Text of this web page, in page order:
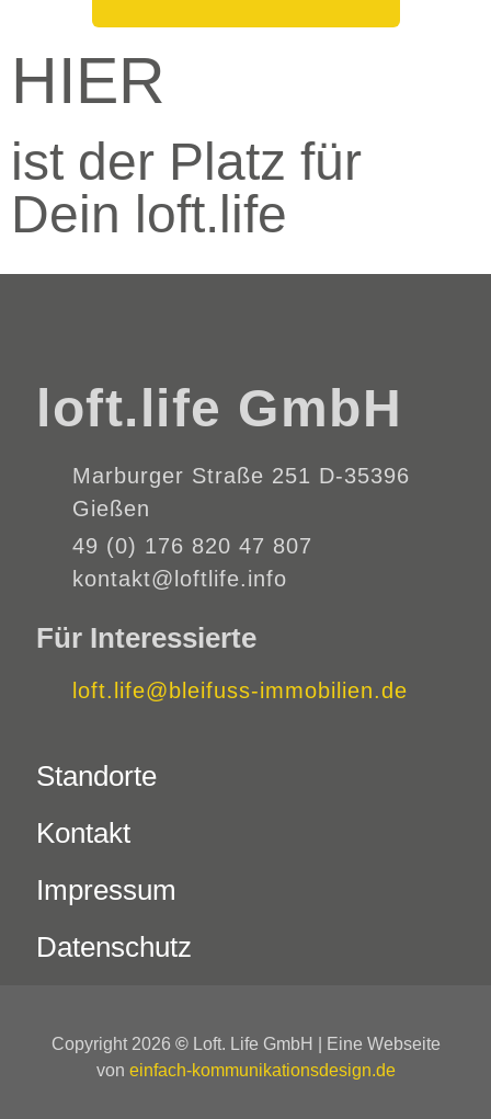
HIER
ist der Platz für
Dein loft.life
loft.life GmbH
Marburger Straße 251 D-35396
Gießen
49 (0) 176 820 47 807
kontakt@loftlife.info
Für Interessierte
loft.life@bleifuss-immobilien.de
Standorte
Kontakt
Impressum
Datenschutz
Copyright 2026 ©Loft. Life GmbH | Eine Webseite
von einfach-kommunikationsdesign.de